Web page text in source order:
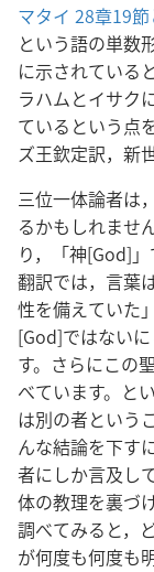
マタイ 28章19
という語の単数
に示されている
ラハムとイサク
ているという点
ズ王欽定訳，新
三位一体論者は
るかもしれませ
り，「神[God]
翻訳では，言葉
性を備えていた
[God]ではない
す。さらにこの
べています。と
は別の者という
んな結論を下す
者にしか言及し
体の教理を裏づ
調べてみると，
が何度も何度も